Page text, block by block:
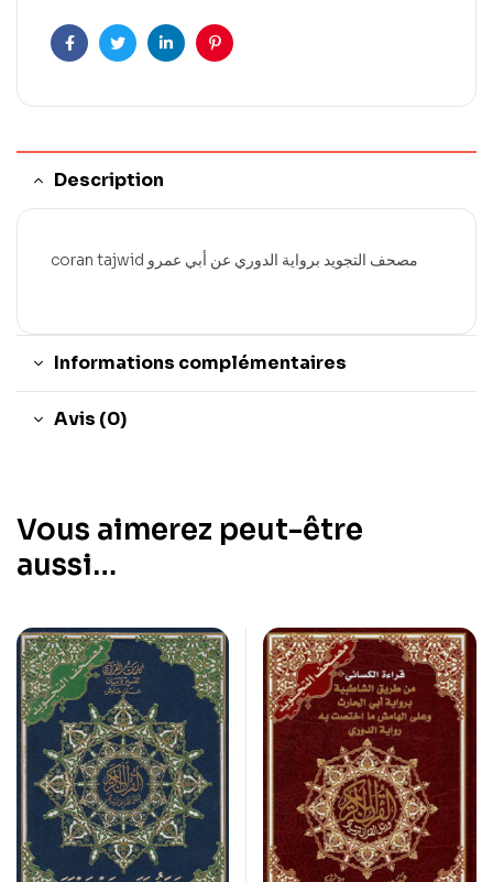
FacebookTwitterLinkedInPinterest
Description
coran tajwid مصحف التجويد برواية الدوري عن أبي عمرو
Informations complémentaires
Avis (0)
Vous aimerez peut-être
aussi…